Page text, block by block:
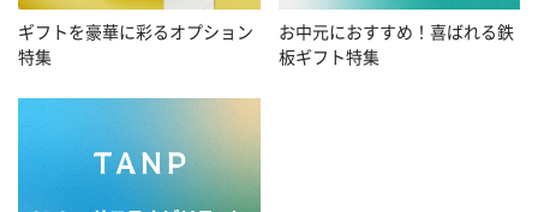
ギフトを豪華に彩るオプション
特集
お中元におすすめ！喜ばれる鉄
板ギフト特集